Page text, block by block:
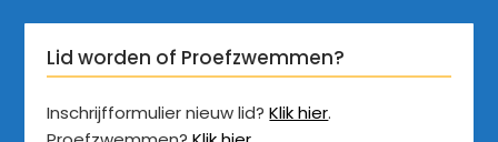
Lid worden of Proefzwemmen?
Inschrijfformulier nieuw lid?Klik hier.